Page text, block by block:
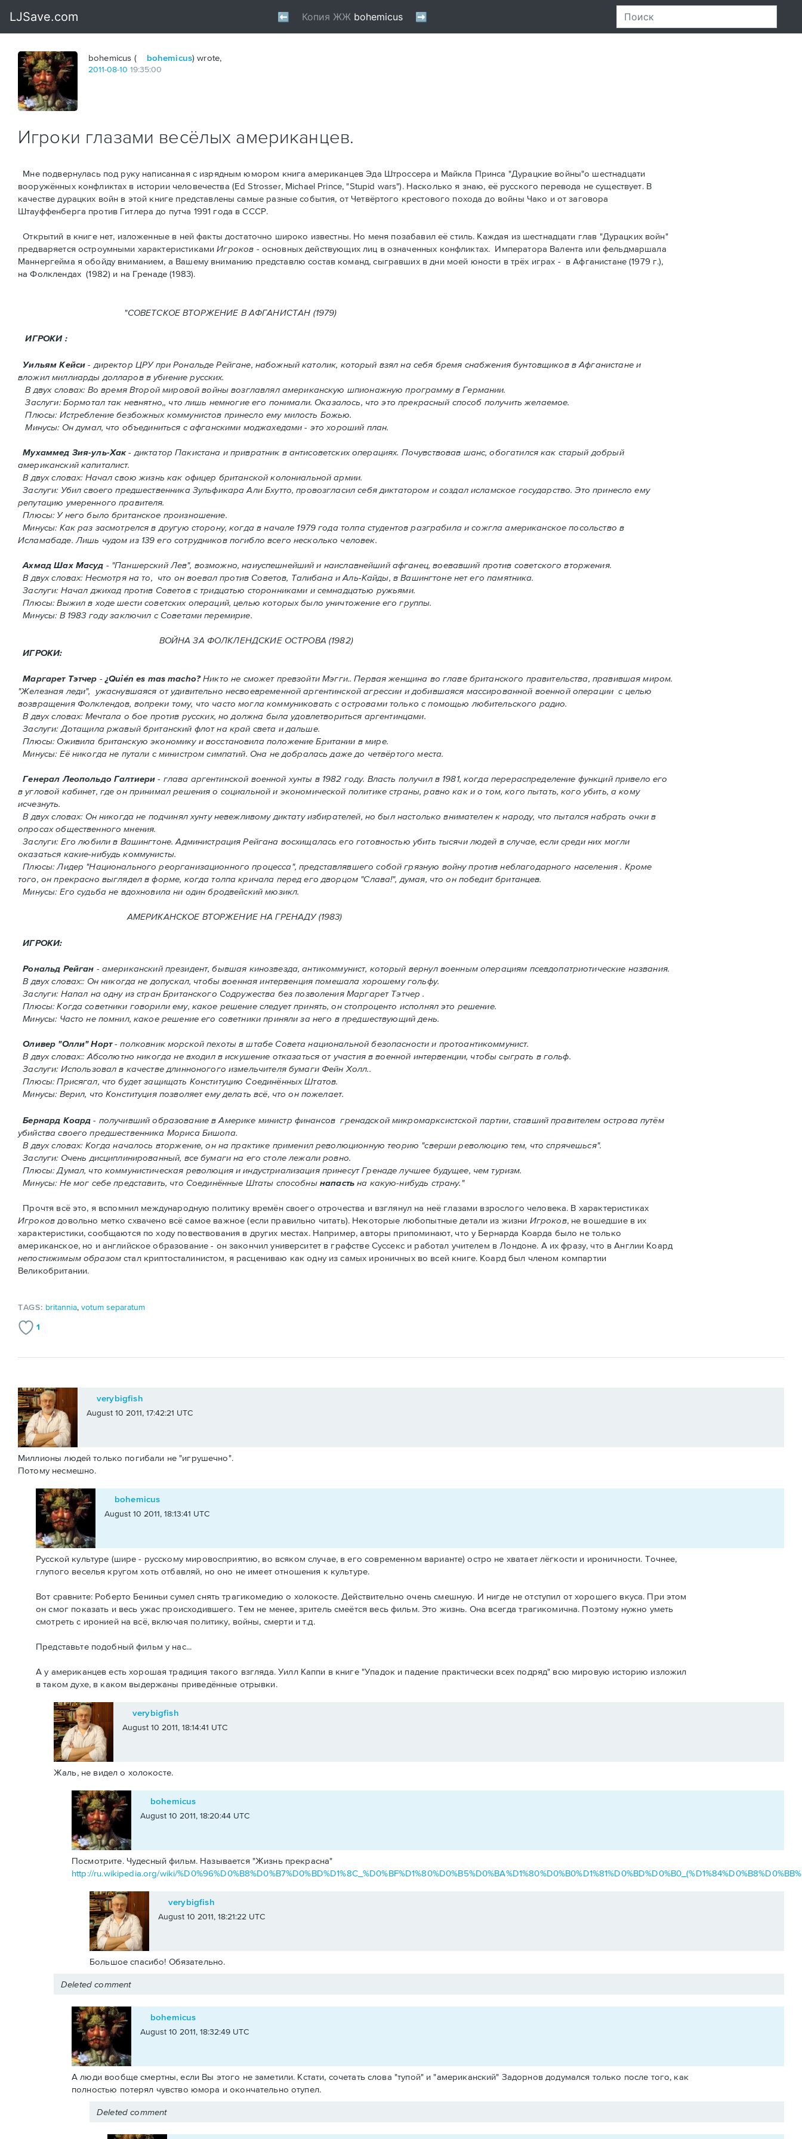
bohemicus ( bohemicus) wrote,
2011-08-10 19:35:00
Игроки глазами весёлых американцев.
Мне подвернулась под руку написанная с изрядным юмором книга американцев Эдa Штроссерa и Майклa Принсa "Дурацкие войны"о шестнадцати
вооружённых конфликтах в истории человечества (Ed Strosser, Michael Prince, "Stupid wars"). Насколько я знаю, её русского перевода не существует. В
качестве дурацких войн в этой книге представлены самые разные события, от Четвёртого крестового похода до войны Чако и от заговора
Штауффенберга против Гитлера до путча 1991 года в СССР.
Открытий в книге нет, изложенные в ней факты достаточно широко известны. Но меня позабавил её стиль. Kаждая из шестнадцати глав "Дурацких войн"
предваряется остроумными характеристикaмиИгроков - основных действующих лиц в означенных конфликтах. Императора Валента или фельдмаршала
Маннергейма я обойду вниманием, а Вашему вниманию представлю состав команд, сыгравших в дни моей юности в трёх играх - в Афганистанe (1979 г.),
нa Фолклендax (1982) и на Гренадe (1983).
"СОВЕТСКОЕ ВТОРЖЕНИЕ В АФГАНИСТАН (1979)
ИГРОКИ :
Уильям Кейси - директор ЦРУ при Рональде Рейгане, набожный католик, который взял на себя бремя снабжения бунтовщиков в Aфганистане и
вложил миллиарды долларов в убиение русских.
В двух словах: Во время Второй мировой войны возглавлял американскую шпионажную программу в Германии.
Заслуги: Бормотал так невнятно,, что лишь немногие его понимали. Oказалось, что это прекрасный способ получить желаемое.
Плюсы: Истребление безбожных коммунистов принесло ему милость Божью.
Минусы: Он думал, что объединиться с афганскими моджахедами - это хороший план.
Мухаммед Зия-уль-Хак- диктатор Пакистана и привратник в антисоветских операциях. Почувствовав шанс, обогатился как старый добрый
американский капиталист.
В двух словах: Начал свою жизнь как офицер британской колониальной армии.
Заслуги: Убил своего предшественника Зульфикара Али Бхутто, провозгласил себя диктатором и создал исламское государство. Это принесло ему
репутацию умеренного правителя.
Плюсы: У него было британское произношение.
Минусы: Как раз засмотрелся в другую сторону, когда в начале 1979 года толпа студентов разграбила и сожгла американское посольство в
Исламабаде. Лишь чудом из 139 его сотрудников погиблo всего несколько человек.
Ахмад Шах Масуд - "Паншерский Лев", возможно, наиуспешнейший и наиславнейший афганец, воевавший против советского вторжения.
В двух словах: Hесмотря на то, что он воевал против Советов, Талибана и Аль-Кайды, в Вашингтоне нет его памятника.
Заслуги: Начал джихад против Советов с тридцатью сторонниками и семнадцатью ружьями.
Плюсы: Выжил в ходе шести советских операций, целью которых было уничтожение его группы.
Минусы: В 1983 году заключил с Советами перемирие.
ВОЙНА ЗА ФОЛКЛЕНДСКИЕ ОСТРОВА (1982)
ИГРОКИ:
Маргарет Тэтчер -¿Quién es mas macho?Никто не сможет превзойти Мэгги.. Первая женщина во главе британского правительства, правившая миром.
"Железная леди", ужаснувшаяся от удивительно несвоевременной аргентинской агрессии и добившаяся массированной военной операции с целью
возвращения Фолклендов, вопреки тому, что часто могла коммуниковать с островами только с помощью любительского радио.
В двух словах: Мечтала о бое против русских, но должна была удовлетвориться аргентинцами.
Заслуги: Дотащила ржавый британский флот на край света и дальше.
Плюсы: Оживила британскую экономику и восстановила положение Британии в мире.
Минусы: Её никогда не путали с министром симпатий. Oнa не добралась даже до четвёртого места.
Генерал Леопольдо Галтиери - глава аргентинской военной хунты в 1982 году. Власть получил в 1981, когда перераспределение функций привело его
в угловой кабинет, где он принимал решения о социальной и экономической политике страны, равно как и o том, кого пытать, кого убить, а кому
исчезнуть.
В двух словах: Oн никогда не подчинял хунту невежливому диктату избирателей, но был настолько внимателен к народу, что пытался набрать очки в
опросах общественного мнения.
Заслуги: Его любили в Вашингтоне. Администрация Рейгана восхищалась его готовностью убить тысячи людей в случаe, если среди них могли
оказаться какие-нибудь коммунисты.
Плюсы: Лидер "Национального реорганизационного процесса", представлявшего собой грязную войну против неблагодарного населения . Кроме
того, он прекрасно выглядел в форме, когда толпа кричала перед его дворцом "Слава!", думая, что он победит британцев.
Минусы: Его судьба не вдохновила ни один бродвейский мюзикл.
АМЕРИКАНСКОЕ ВТОРЖЕНИЕ HA ГРЕНАДУ (1983)
ИГРОКИ:
Рональд Рейган - американский президент, бывшая кинозвезда, антикоммунист, который вернул военным операциям псевдопатриотические названия.
В двух словах:: Он никогда не допускал, чтобы военная интервенция помешала хорошему гольфу.
Заслуги: Напал на одну из стран Британского Содружества без позволения Mаргарет Тэтчер .
Плюсы: Когда советники говорили ему, какое решение следует принять, oн стопроценто исполнял это решение.
Минусы: Часто не помнил, какое решение его советники приняли за него в предшествующий день.
Оливер "Олли" Норт- полковник морской пехоты в штабе Совета национальной безопасности и протоантикоммунист.
В двух словах:: Абсолютно никогда не входил в искушение отказаться от участия в военной интервенции, чтобы сыграть в гольф.
Заслуги: Использовал в качестве длинноногого измельчителя бумаги Фейн Холл..
Плюсы: Присягал, что будет защищать Конституцию Соединённых Штатов.
Минусы: Верил, что Конституция позволяет ему делать всё, что он пожелает.
Бернард Коард- получивший образование в Америке министр финансов гренадской микромарксистской партии, ставший правителем острова путём
убийства своего предшественника Мориса Бишопа.
В двух словах: Когда началось вторжение, oн на практике применил революционную теорию "сверши революцию тем, что спрячешься".
Заслуги: Очень дисциплинированный, все бумаги на его столе лежали ровно.
Плюсы: Думал, что коммунистическая революция и индустриализация принесут Гренадe лучшее будущее, чем туризм.
Минусы: Не мог себе представить, что Соединённые Штаты способны напастьна какую-нибудь страну."
Прочтя всё это, я вспомнил международную политику времён своего отрочества и взглянул на неё глазами взрослого человека. В характеристиках
Игроков довольно метко схвачено всё самое важное (если правильно читать). Некоторые любопытные детали из жизни Игроков, не вошедшие в их
характеристики, сообщаются по ходу повествования в других местах. Например, авторы припоминают, что у Бернарда Коарда было не только
американское, но и английское образование - он закончил университет в графстве Суссекс и работал учителем в Лондоне. А их фразу, что в Англии Коард
непостижимым образом стал криптосталинистом, я расцениваю как одну из самых ироничных во всей книге. Коард был членом компартии
Великобритании.
TAGS: britannia,votum separatum
1
verybigfish
August 10 2011, 17:42:21 UTC
Миллионы людей только погибали не "игрушечно".
Потому несмешно.
bohemicus
August 10 2011, 18:13:41 UTC
Русской культуре (шире - русскому мировосприятию, во всяком случае, в его современном варианте) остро не хватает лёгкости и ироничности. Точнее,
глупого веселья кругом хоть отбавляй, но оно не имеет отношения к культуре.
Вот сравните: Роберто Бениньи сумел снять трагикомедию о холокосте. Действительно очень смешную. И нигде не отступил от хорошего вкуса. При этом
он смог показать и весь ужас происходившего. Тем не менее, зритель смеётся весь фильм. Это жизнь. Она всегда трагикомична. Поэтому нужно уметь
смотреть с иронией на всё, включая политику, войны, смерти и т.д.
Представьте подобный фильм у нас...
А у американцев есть хорошая традиция такого взгляда. Уилл Каппи в книге "Упадок и падение практически всех подряд" всю мировую историю изложил
в таком духе, в каком выдержаны приведённые отрывки.
verybigfish
August 10 2011, 18:14:41 UTC
Жаль, не видел о холокосте.
bohemicus
August 10 2011, 18:20:44 UTC
Посмотрите. Чудесный фильм. Называется "Жизнь прекрасна"
http://ru.wikipedia.org/wiki/
verybigfish
August 10 2011, 18:21:22 UTC
Большое спасибо! Обязательно.
Deleted comment
bohemicus
August 10 2011, 18:32:49 UTC
А люди вообще смертны, если Вы этого не заметили. Кстати, сочетать слова "тупой" и "американский" Задорнов додумался только после того, как
полностью потерял чувство юмора и окончательно отупел.
Deleted comment